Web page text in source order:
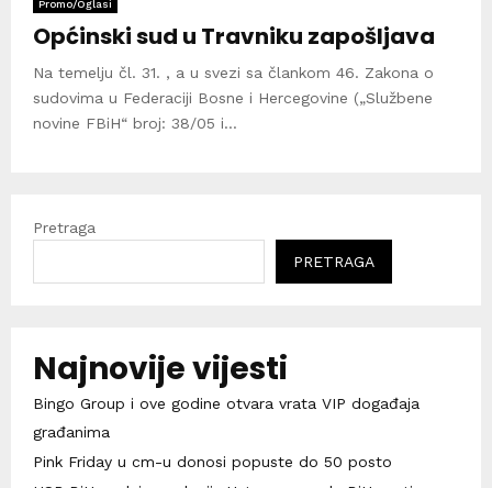
Promo/Oglasi
Općinski sud u Travniku zapošljava
Na temelju čl. 31. , a u svezi sa člankom 46. Zakona o
sudovima u Federaciji Bosne i Hercegovine („Službene
novine FBiH“ broj: 38/05 i...
Pretraga
PRETRAGA
Najnovije vijesti
Bingo Group i ove godine otvara vrata VIP događaja
građanima
Pink Friday u cm-u donosi popuste do 50 posto